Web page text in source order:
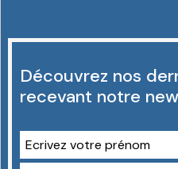
Découvrez nos
recevant notre